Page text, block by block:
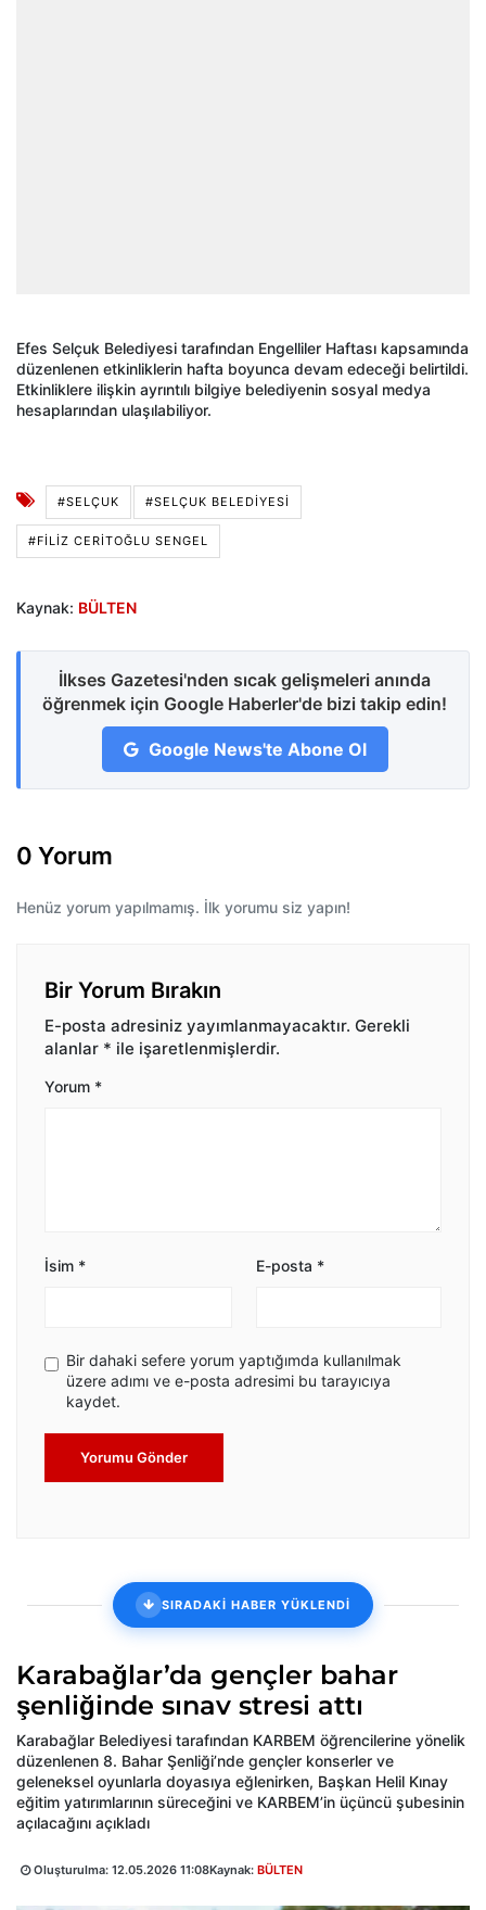
Efes Selçuk Belediyesi tarafından Engelliler Haftası kapsamında
düzenlenen etkinliklerin hafta boyunca devam edeceği belirtildi.
Etkinliklere ilişkin ayrıntılı bilgiye belediyenin sosyal medya
hesaplarından ulaşılabiliyor.
#SELÇUK #SELÇUK BELEDIYESI
#FILIZ CERITOĞLU SENGEL
Kaynak: BÜLTEN
İlkses Gazetesi'nden sıcak gelişmeleri anında
öğrenmek için Google Haberler'de bizi takip edin!
Google News'te Abone Ol
0 Yorum
Henüz yorum yapılmamış. İlk yorumu siz yapın!
Bir Yorum Bırakın
E-posta adresiniz yayımlanmayacaktır. Gerekli
alanlar * ile işaretlenmişlerdir.
Yorum *
İsim * E-posta *
Bir dahaki sefere yorum yaptığımda kullanılmak
üzere adımı ve e-posta adresimi bu tarayıcıya
kaydet.
Yorumu Gönder
SIRADAKİ HABER YÜKLENDİ
Karabağlar’da gençler bahar
şenliğinde sınav stresi attı
Karabağlar Belediyesi tarafından KARBEM öğrencilerine yönelik
düzenlenen 8. Bahar Şenliği’nde gençler konserler ve
geleneksel oyunlarla doyasıya eğlenirken, Başkan Helil Kınay
eğitim yatırımlarının süreceğini ve KARBEM’in üçüncü şubesinin
açılacağını açıkladı
Oluşturulma: 12.05.2026 11:08Kaynak: BÜLTEN